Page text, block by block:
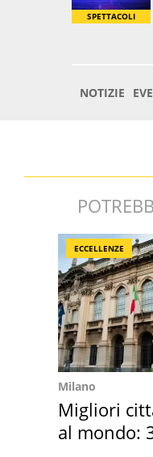
ECCELLENZE
Milano
Migliori
al mondo: